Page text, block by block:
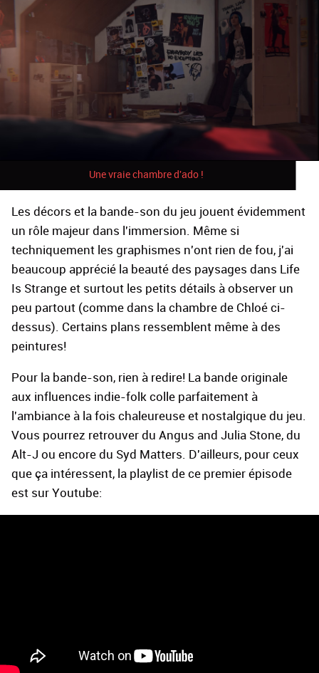
Une vraie chambre d'ado !
Les décors et la bande-son du jeu jouent évidemment
un rôle majeur dans l'immersion. Même si
techniquement les graphismes n'ont rien de fou, j'ai
beaucoup apprécié la beauté des paysages dans Life
Is Strange et surtout les petits détails à observer un
peu partout (comme dans la chambre de Chloé ci-
dessus). Certains plans ressemblent même à des
peintures!
Pour la bande-son, rien à redire! La bande originale
aux influences indie-folk colle parfaitement à
l'ambiance à la fois chaleureuse et nostalgique du jeu.
Vous pourrez retrouver du Angus and Julia Stone, du
Alt-J ou encore du Syd Matters. D'ailleurs, pour ceux
que ça intéressent, la playlist de ce premier épisode
est sur Youtube: